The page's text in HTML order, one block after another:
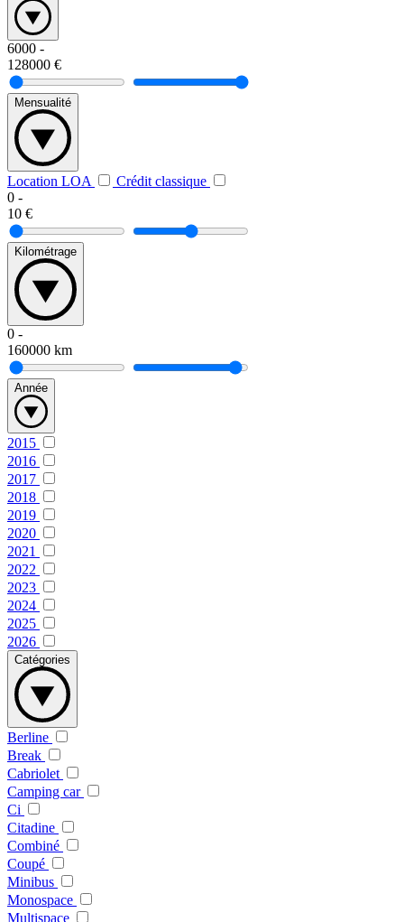
6000 -
128000 €
Mensualité
Location LOA
Crédit classique
0 -
10 €
Kilométrage
0 -
160000 km
Année
2015
2016
2017
2018
2019
2020
2021
2022
2023
2024
2025
2026
Catégories
Berline
Break
Cabriolet
Camping car
Ci
Citadine
Combiné
Coupé
Minibus
Monospace
Multispace